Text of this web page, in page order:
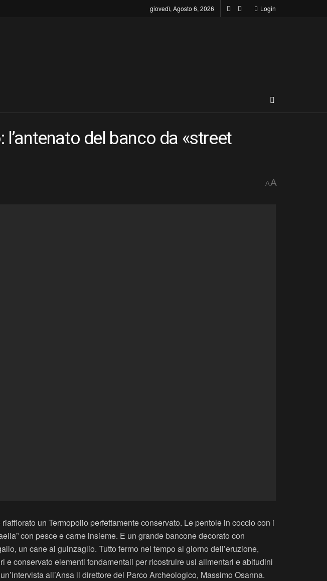
giovedì, Agosto 6, 2026 Login
del banco da «street
AA
un Termopolio perfettamente conservato. Le pentole in coccio con i
con pesce e carne insieme. E un grande bancone decorato con
un cane al guinzaglio. Tutto fermo nel tempo al giorno dell’eruzione,
conservato elementi fondamentali per ricostruire usi alimentari e abitudini
all’Ansa il direttore del Parco Archeologico, Massimo Osanna.